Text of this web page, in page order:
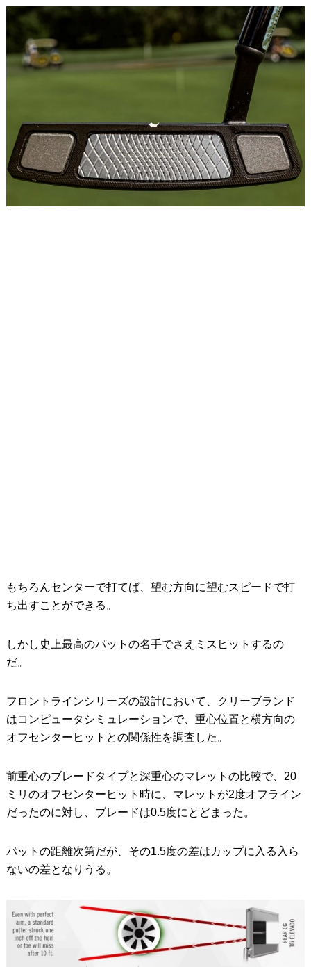
もちろんセンターで打てば、望む方向に望むスピードで打
ち出すことができる。
しかし史上最高のパットの名手でさえミスヒットするの
だ。
フロントラインシリーズの設計において、クリーブランド
はコンピュータシミュレーションで、重心位置と横方向の
オフセンターヒットとの関係性を調査した。
前重心のブレードタイプと深重心のマレットの比較で、20
ミリのオフセンターヒット時に、マレットが2度オフライン
だったのに対し、ブレードは0.5度にとどまった。
パットの距離次第だが、その1.5度の差はカップに入る入ら
ないの差となりうる。